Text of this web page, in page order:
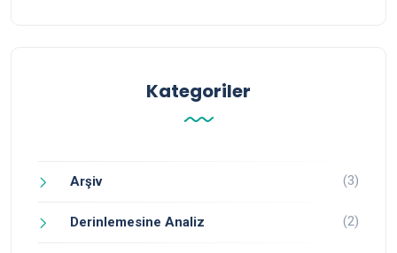
Kategoriler
Arşiv (3)
Derinlemesine Analiz (2)